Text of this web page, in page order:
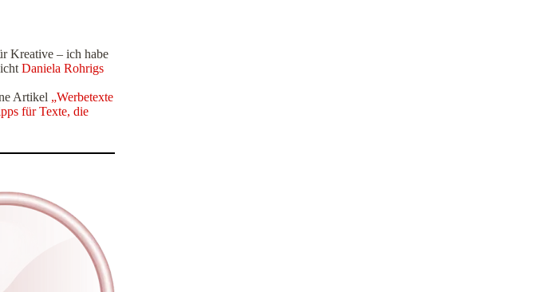
Kreative – ich habe
Daniela Rohrigs
Artikel „Werbetexte
für Texte, die